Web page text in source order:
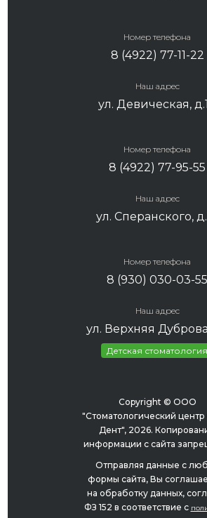
Номер телефона
8 (4922) 77-11-22
Наш адрес
ул. Девическая,
Номер телефона
8 (4922) 77-95-55
Наш адрес
ул. Сперанского,
Номер телефона
8 (930) 030-03-55
Наш адрес
ул. Верхняя
Детская стоматология
Copyright © ООО
"Стоматологический центр
Дент", 2026.
информации с сайта
Отправляя данные с
формы сайта, Вы
на обработку данных,
ФЗ 152 в соответствие с